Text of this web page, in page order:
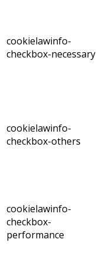
cookielawinfo-
checkbox-necessary
cookielawinfo-
checkbox-others
cookielawinfo-
checkbox-
performance